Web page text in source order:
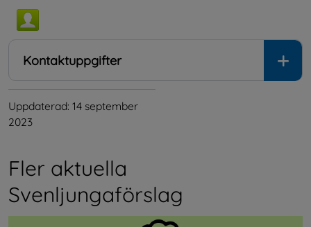
Kontaktuppgifter
Uppdaterad: 14 september
2023
Fler aktuella
Svenljungaförslag